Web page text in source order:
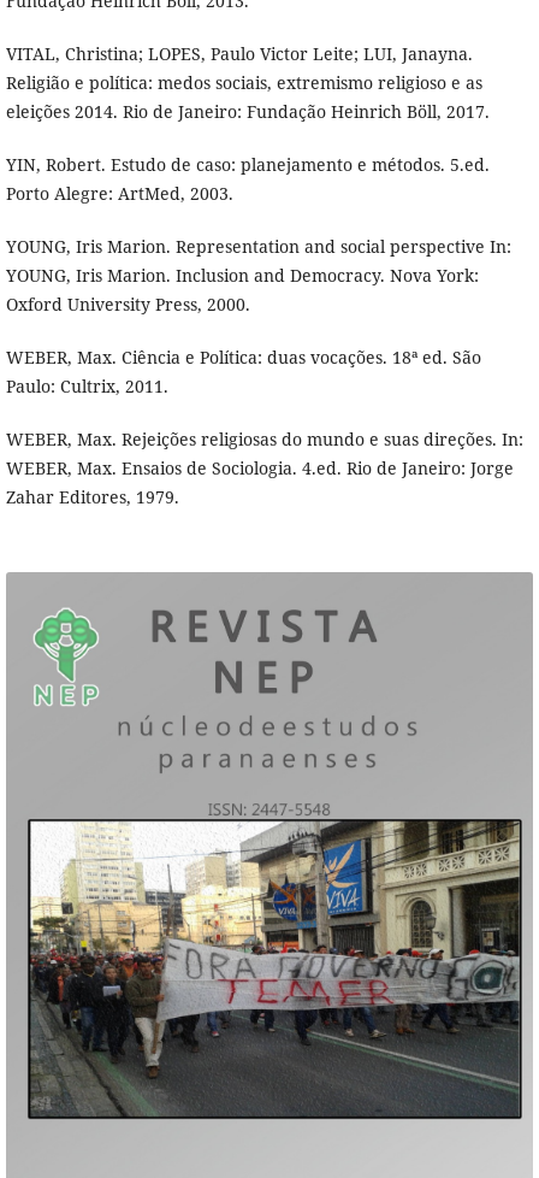
VITAL, Christina; LOPES, Paulo Victor Leite; LUI, Janayna.
Religião e política: medos sociais, extremismo religioso e as
eleições 2014. Rio de Janeiro: Fundação Heinrich Böll, 2017.
YIN, Robert. Estudo de caso: planejamento e métodos. 5.ed.
Porto Alegre: ArtMed, 2003.
YOUNG, Iris Marion. Representation and social perspective In:
YOUNG, Iris Marion. Inclusion and Democracy. Nova York:
Oxford University Press, 2000.
WEBER, Max. Ciência e Política: duas vocações. 18ª ed. São
Paulo: Cultrix, 2011.
WEBER, Max. Rejeições religiosas do mundo e suas direções. In:
WEBER, Max. Ensaios de Sociologia. 4.ed. Rio de Janeiro: Jorge
Zahar Editores, 1979.